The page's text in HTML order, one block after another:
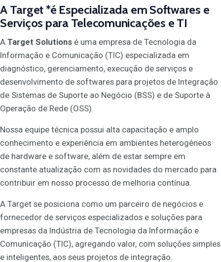
A Target*é Especializada em Softwares e
Serviços para Telecomunicações e TI
A Target Solutions é uma empresa de Tecnologia da
Informação e Comunicação (TIC) especializada em
diagnóstico, gerenciamento, execução de serviços e
desenvolvimento de softwares para projetos de Integração
de Sistemas de Suporte ao Negócio (BSS) e de Suporte à
Operação de Rede (OSS).
Nossa equipe técnica possui alta capacitação e amplo
conhecimento e experiência em ambientes heterogêneos
de hardware e software, além de estar sempre em
constante atualização com as novidades do mercado para
contribuir em nosso processo de melhoria contínua.
A Target se posiciona como um parceiro de negócios e
fornecedor de serviços especializados e soluções para
empresas da Indústria de Tecnologia da Informação e
Comunicação (TIC), agregando valor, com soluções simples
e inteligentes, aos seus projetos de integração.